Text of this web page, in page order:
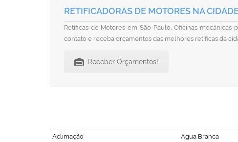
RETIFICADORAS DE MOTORES NA
Retíficas de Motores em São Paulo, Oficinas
contato e receba orçamentos das melhores retíficas da
Receber Orçamentos!
Aclimação Água Branca